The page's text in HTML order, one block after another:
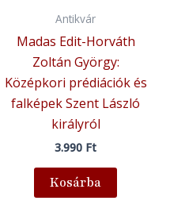
Antikvár
Madas Edit-Horváth
Zoltán György:
Középkori prédiációk és
falképek Szent László
királyról
3.990 Ft
Kosárba